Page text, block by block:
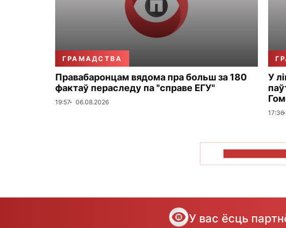
ГРАМАДСТВА
Правабаронцам вядома пра больш за 180
фактаў пераследу па "справе ЕГУ"
19:57 06.08.2026
У
17:36
У вас ёсць